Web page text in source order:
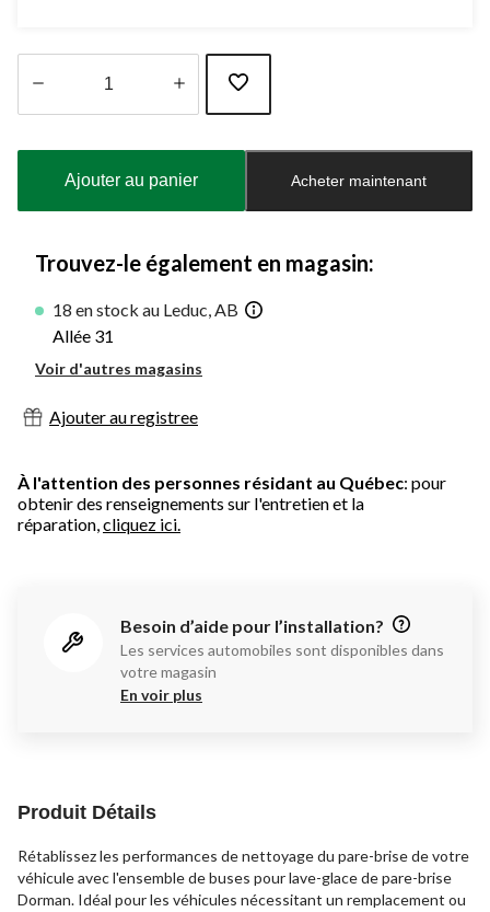
à
Ajouter au panier Acheter maintenant
Trouvez-le également en magasin:
18 en stock au Leduc, AB
Allée 31
Voir d'autres magasins
Ajouter au registree
À l'attention des personnes résidant au Québec: pour
obtenir des renseignements sur l'entretien et la
réparation,cliquez ici.
Besoin d’aide pour l’installation?
Les services automobiles sont disponibles dans
votre magasin
En voir plus
Produit Détails
Rétablissez les performances de nettoyage du pare-brise de votre
véhicule avec l'ensemble de buses pour lave-glace de pare-brise
Dorman. Idéal pour les véhicules nécessitant un remplacement ou